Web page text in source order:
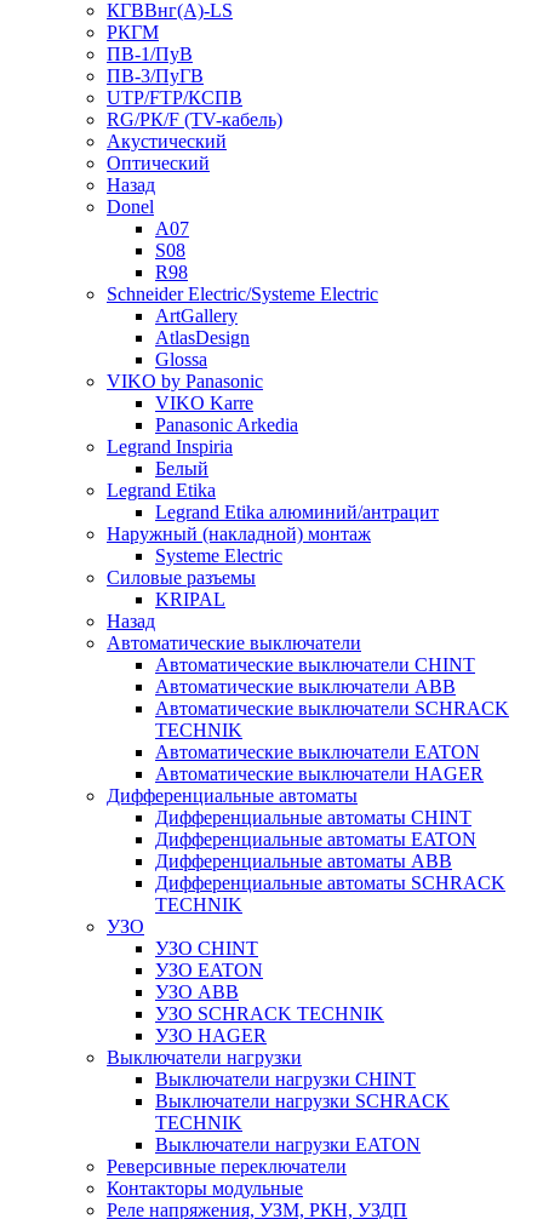
КГВВнг(А)-LS
РКГМ
ПВ-1/ПуВ
ПВ-3/ПуГВ
UTP/FTP/КСПВ
RG/РК/F (TV-кабель)
Акустический
Оптический
Назад
Donel
A07
S08
R98
Schneider Electric/Systeme Electric
ArtGallery
AtlasDesign
Glossa
VIKO by Panasonic
VIKO Karre
Panasonic Arkedia
Legrand Inspiria
Белый
Legrand Etika
Legrand Etika алюминий/антрацит
Наружный (накладной) монтаж
Systeme Electric
Силовые разъемы
KRIPAL
Назад
Автоматические выключатели
Автоматические выключатели CHINT
Автоматические выключатели ABB
Автоматические выключатели SCHRACK
TECHNIK
Автоматические выключатели EATON
Автоматические выключатели HAGER
Дифференциальные автоматы
Дифференциальные автоматы CHINT
Дифференциальные автоматы EATON
Дифференциальные автоматы ABB
Дифференциальные автоматы SCHRACK
TECHNIK
УЗО
УЗО CHINT
УЗО EATON
УЗО ABB
УЗО SCHRACK TECHNIK
УЗО HAGER
Выключатели нагрузки
Выключатели нагрузки CHINT
Выключатели нагрузки SCHRACK
TECHNIK
Выключатели нагрузки EATON
Реверсивные переключатели
Контакторы модульные
Реле напряжения, УЗМ, РКН, УЗДП